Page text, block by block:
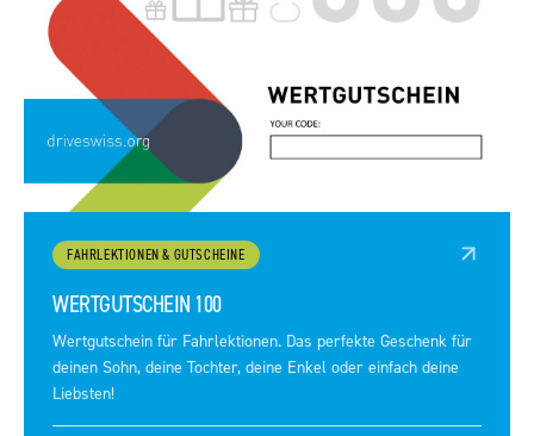
FAHRLEKTIONEN & GUTSCHEINE
WERTGUTSCHEIN 100
Wertgutschein für Fahrlektionen. Das perfekte Geschenk für
deinen Sohn, deine Tochter, deine Enkel oder einfach deine
Liebsten!